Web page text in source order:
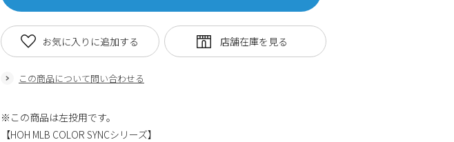
この商品について問い合わせる
お気に入りに追加する
※この商品は左投用です。
【HOH MLB COLOR SYNCシリーズ】